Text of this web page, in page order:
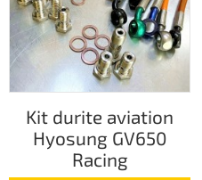
Kit durite aviation
Hyosung GV650
Racing